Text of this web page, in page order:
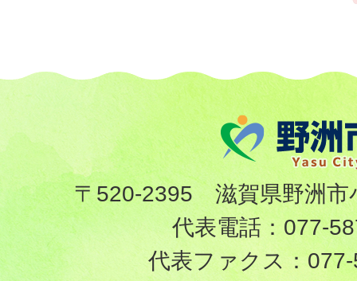
〒520-2395 滋賀県野洲市
代表電話： 077-
代表ファクス：